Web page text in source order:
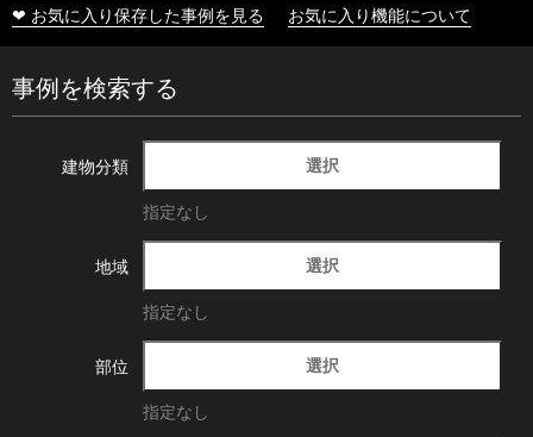
❤ お気に入り保存した事例を見る お気に入り機能について
事例を検索する
建物分類 選択
指定なし
地域 選択
指定なし
部位 選択
指定なし